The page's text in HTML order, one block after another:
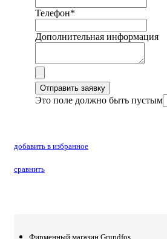
Телефон*
Дополнительная информация
Отправить заявку
Это поле должно быть пустым
добавить в избранное
сравнить
Фирменный магазин Grundfos